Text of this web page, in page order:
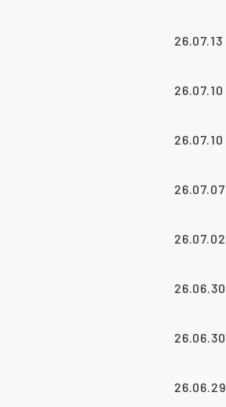
26.07.13
26.07.10
26.07.10
26.07.07
26.07.02
26.06.30
26.06.30
26.06.29